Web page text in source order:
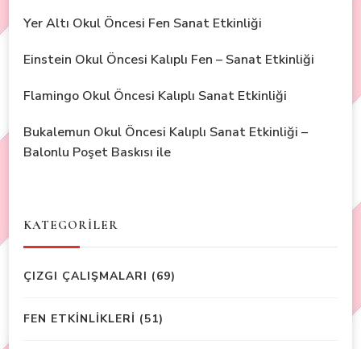
Yer Altı Okul Öncesi Fen Sanat Etkinliği
Einstein Okul Öncesi Kalıplı Fen – Sanat Etkinliği
Flamingo Okul Öncesi Kalıplı Sanat Etkinliği
Bukalemun Okul Öncesi Kalıplı Sanat Etkinliği –
Balonlu Poşet Baskısı ile
KATEGORİLER
ÇIZGI ÇALIŞMALARI (69)
FEN ETKİNLİKLERİ (51)